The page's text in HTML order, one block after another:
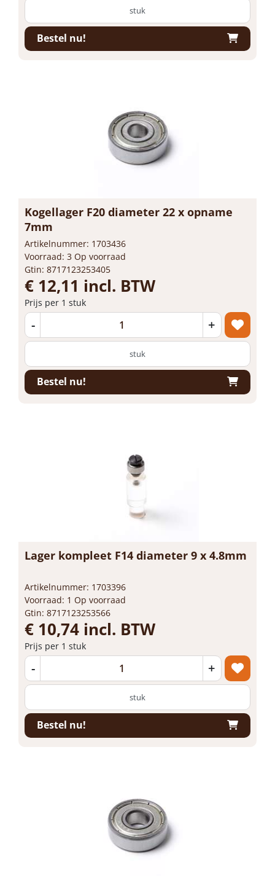
stuk
Bestel nu!
Kogellager F20 diameter 22 x opname
7mm
Artikelnummer: 1703436
Voorraad: 3 Op voorraad
Gtin: 8717123253405
€ 12,11 incl. BTW
Prijs per 1 stuk
- +
stuk
Bestel nu!
Lager kompleet F14 diameter 9 x 4.8mm
Artikelnummer: 1703396
Voorraad: 1 Op voorraad
Gtin: 8717123253566
€ 10,74 incl. BTW
Prijs per 1 stuk
- +
stuk
Bestel nu!